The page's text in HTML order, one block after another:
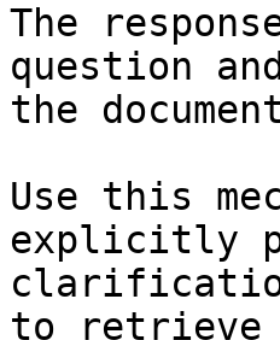
The
question
the
Use this
explicitly